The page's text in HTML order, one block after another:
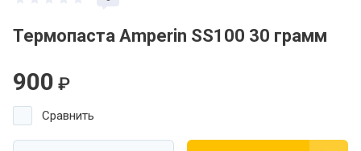
Термопаста Amperin SS100 30 грамм
900 ₽
Сравнить